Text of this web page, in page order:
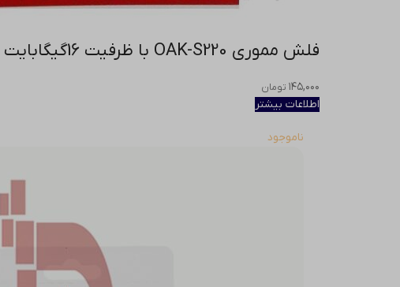
فلش مموری OAK-S220 با ظرفیت 16گیگابایت
۱۴۵,۰۰۰ تومان
اطلاعات بیشتر
ناموجود